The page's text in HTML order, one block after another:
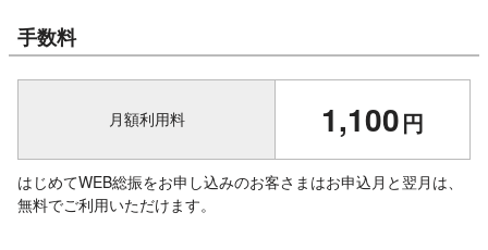
手数料
月額利用料 1,100円
はじめてWEB総振をお申し込みのお客さまはお申込月と翌月は、
無料でご利用いただけます。